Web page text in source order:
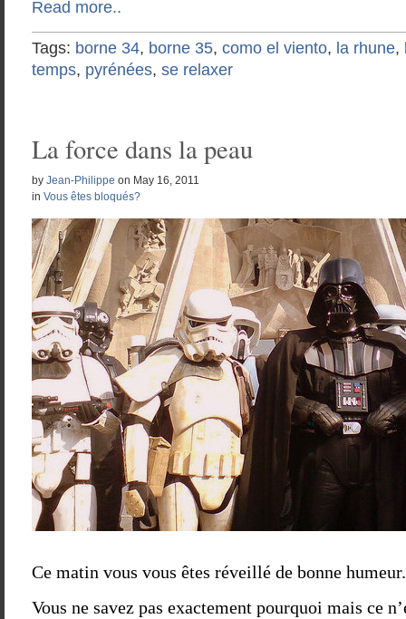
Read more..
Tags: borne 34, borne 35, como el viento, la rhune,
temps, pyrénées, se relaxer
La force dans la peau
by Jean-Philippe on May 16, 2011
in Vous êtes bloqués?
Ce matin vous vous êtes réveillé de bonne humeur.
Vous ne savez pas exactement pourquoi mais ce